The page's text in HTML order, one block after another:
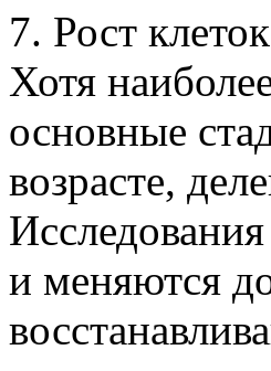
7. Рост
Хотя
основные
возрасте,
и меняются